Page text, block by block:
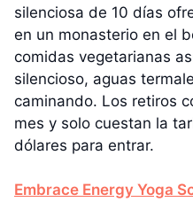
silenciosa de 10 días
en un monasterio en el
comidas vegetarianas
silencioso, aguas
caminando. Los retiros
mes y solo cuestan la
dólares para entrar.
Embrace Energy Yoga